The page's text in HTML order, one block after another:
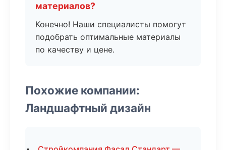
материалов?
Конечно! Наши специалисты помогут
подобрать оптимальные материалы
по качеству и цене.
Похожие компании:
Ландшафтный дизайн